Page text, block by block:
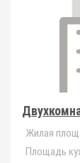
Жилая
Площадь